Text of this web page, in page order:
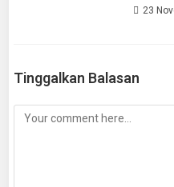
23
Tinggalkan Balasan